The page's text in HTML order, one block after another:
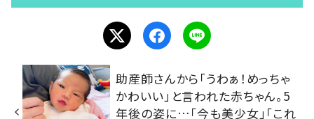
助産師さんから「うわぁ！めっちゃ
かわいい」と言われた赤ちゃん。5
年後の姿に…「今も美少女」「これ